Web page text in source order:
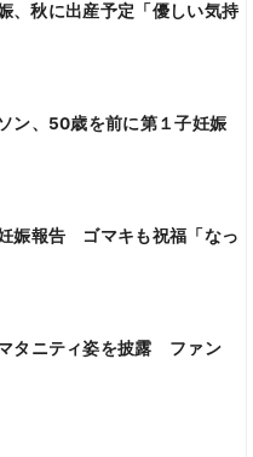
、秋に出産予定「優しい気持
ン、50歳を前に第１子妊娠
娠報告 ゴマキも祝福「なっ
タニティ姿を披露 ファン